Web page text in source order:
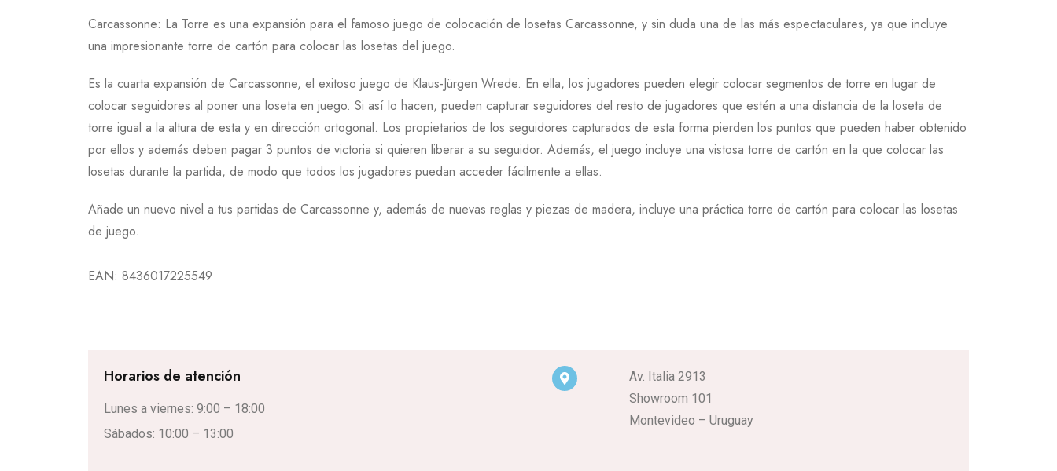
Carcassonne: La Torre es una expansión para el famoso juego de colocación de losetas Carcassonne, y sin duda una de las más espectaculares, ya que incluye
una impresionante torre de cartón para colocar las losetas del juego.
Es la cuarta expansión de Carcassonne, el exitoso juego de Klaus-Jürgen Wrede. En ella, los jugadores pueden elegir colocar segmentos de torre en lugar de
colocar seguidores al poner una loseta en juego. Si así lo hacen, pueden capturar seguidores del resto de jugadores que estén a una distancia de la loseta de
torre igual a la altura de esta y en dirección ortogonal. Los propietarios de los seguidores capturados de esta forma pierden los puntos que pueden haber obtenido
por ellos y además deben pagar 3 puntos de victoria si quieren liberar a su seguidor. Además, el juego incluye una vistosa torre de cartón en la que colocar las
losetas durante la partida, de modo que todos los jugadores puedan acceder fácilmente a ellas.
Añade un nuevo nivel a tus partidas de Carcassonne y, además de nuevas reglas y piezas de madera, incluye una práctica torre de cartón para colocar las losetas
de juego.
EAN: 8436017225549
Horarios de atención
Lunes a viernes: 9:00 – 18:00
Sábados: 10:00 – 13:00
Av. Italia 2913
Showroom 101
Montevideo – Uruguay